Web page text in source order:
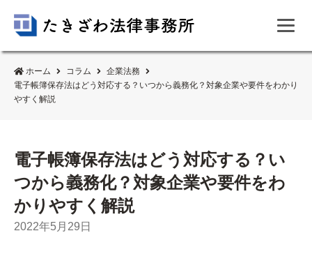
ホーム コラム
企業法務
電子帳簿保存法はどう対応する？いつから義務化？対象企業や要件をわかり
やすく解説
電子帳簿保存法はどう対応する？い
つから義務化？対象企業や要件をわ
かりやすく解説
2022年5月29日